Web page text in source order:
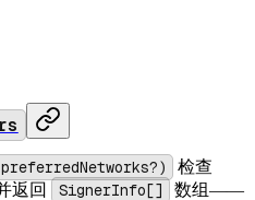
检查
返回 SignerInfo[]
数组——